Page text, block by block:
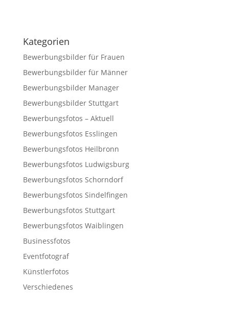
Kategorien
Bewerbungsbilder für Frauen
Bewerbungsbilder für Männer
Bewerbungsbilder Manager
Bewerbungsbilder Stuttgart
Bewerbungsfotos – Aktuell
Bewerbungsfotos Esslingen
Bewerbungsfotos Heilbronn
Bewerbungsfotos Ludwigsburg
Bewerbungsfotos Schorndorf
Bewerbungsfotos Sindelfingen
Bewerbungsfotos Stuttgart
Bewerbungsfotos Waiblingen
Businessfotos
Eventfotograf
Künstlerfotos
Verschiedenes